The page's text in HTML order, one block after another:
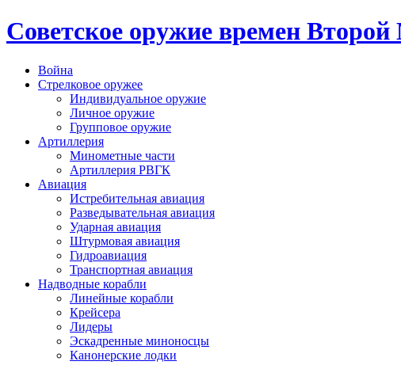
Cоветское оружие времен
Война
Стрелковое оружее
Индивидуальное оружие
Личное оружие
Групповое оружие
Артиллерия
Минометные части
Артиллерия РВГК
Авиация
Истребительная авиация
Разведывательная авиация
Ударная авиация
Штурмовая авиация
Гидроавиация
Транспортная авиация
Надводные корабли
Линейные корабли
Крейсера
Лидеры
Эскадренные миноносцы
Канонерские лодки